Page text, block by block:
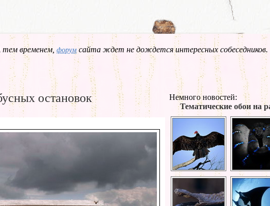
тем временем, форум сайта ждет не дождется интересных собеседников.
остановок
Немного новостей:
Тематические обои на